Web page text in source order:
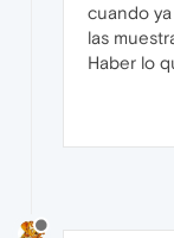
cuando
las
Haber lo